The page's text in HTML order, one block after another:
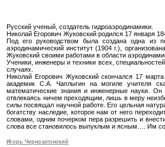
Русский ученый, создатель гидроаэродинамики.
Николай Егорович Жуковский родился 17 января
Под его руководством была создана одна из
аэродинамический институт (1904 г.),
Жуковский своими работами вобласти
Ученики, инженеры и техники всех,
случаях.
Николай Егорович Жуковский скончался 17
академик С.А. Чаплыгин на могиле учителя
математические знания и инженерные науки.
отвлекаясь ничем преходящим, лишь в меру
силы посвящал научной работе. Его цельная
богатству наследие, которое нам от него
словами, одним почерком пера разрешить и
слова все становилось выпуклым и ясным…. Им
Игорь Чернозатонский